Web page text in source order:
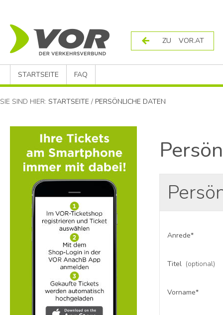
ZU VOR.AT
STARTSEITE FAQ
SIE SIND HIER: STARTSEITE / PERSÖNLICHE DATEN
Anrede*
Titel (optional)
Vorname*